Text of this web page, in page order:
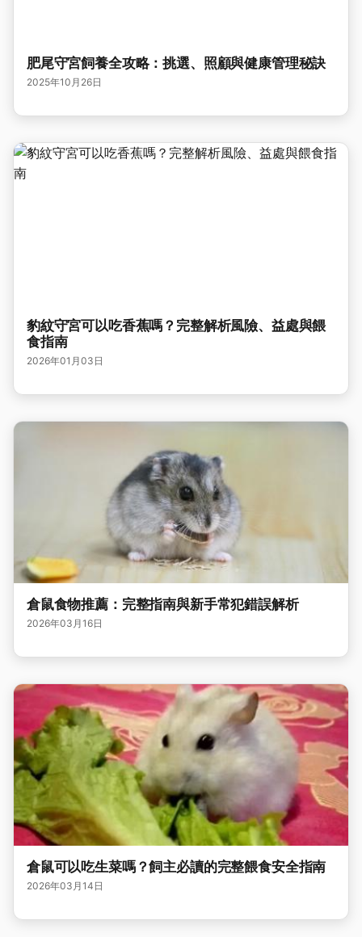
肥尾守宮飼養全攻略：挑選、照顧與健康管理秘訣
2025年10月26日
豹紋守宮可以吃香蕉嗎？完整解析風險、益處與餵
食指南
2026年01月03日
倉鼠食物推薦：完整指南與新手常犯錯誤解析
2026年03月16日
倉鼠可以吃生菜嗎？飼主必讀的完整餵食安全指南
2026年03月14日